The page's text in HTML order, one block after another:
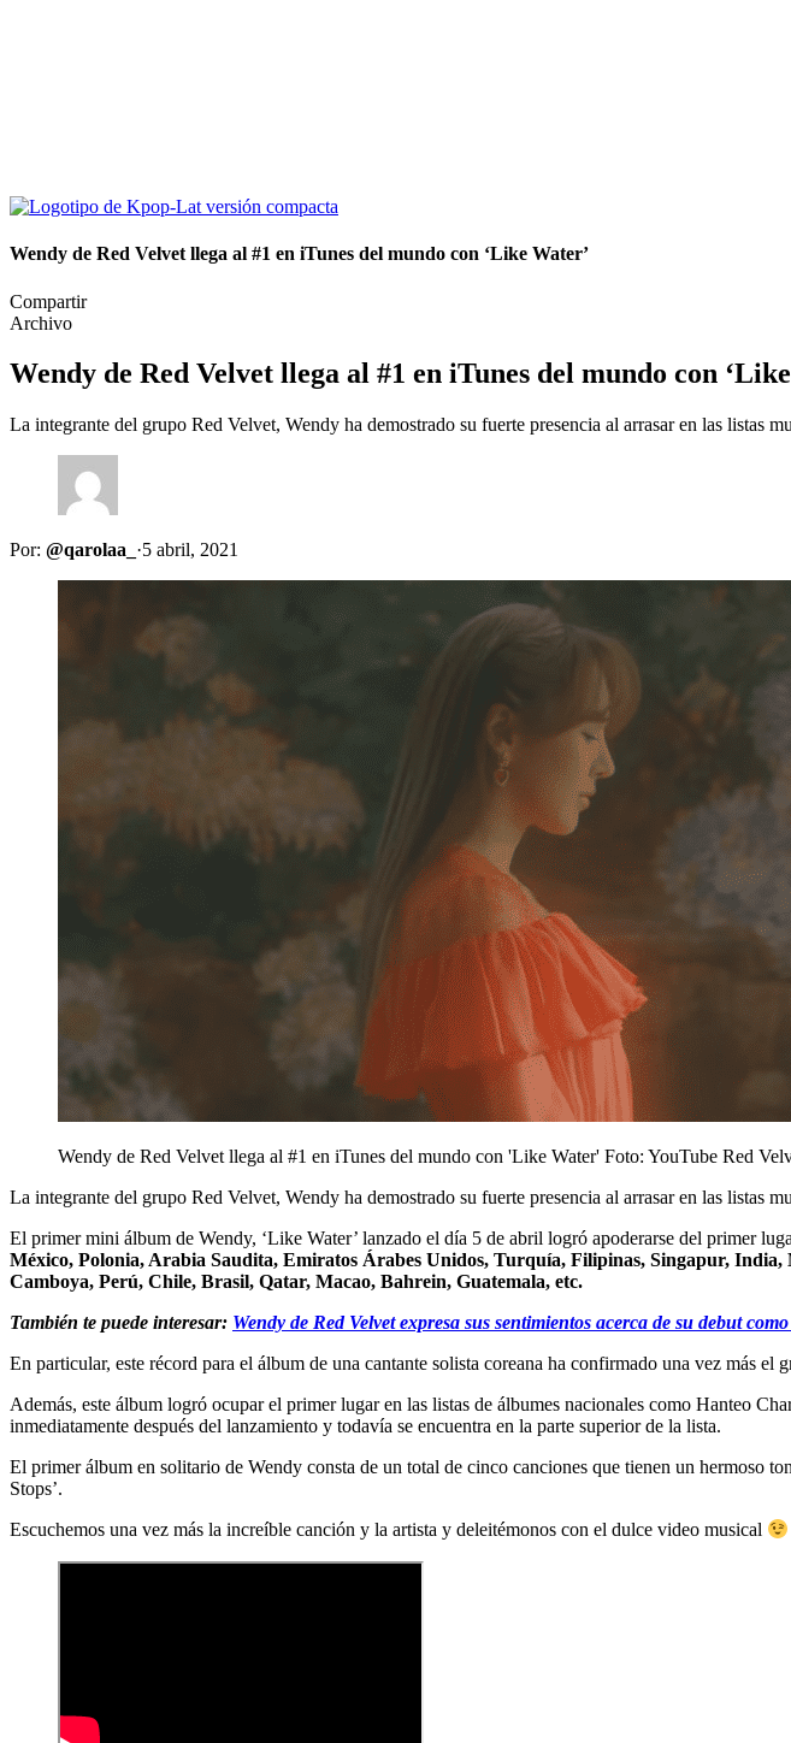
Wendy de Red Velvet llega al #1 en iTunes del mundo con ‘Like Water’
Compartir
Archivo
Wendy de Red Velvet llega al #1 en iTunes del mundo con
La integrante del grupo Red Velvet, Wendy ha demostrado su fuerte presencia al arrasar en las listas
Por: @qarolaa_ ·5 abril, 2021
Wendy de Red Velvet llega al #1 en iTunes del mundo con 'Like Water' Foto: YouTube Red
La integrante del grupo Red Velvet, Wendy ha demostrado su fuerte presencia al arrasar en las listas
El primer mini álbum de Wendy, ‘Like Water’ lanzado el día 5 de abril logró apoderarse del primer
México, Polonia, Arabia Saudita, Emiratos Árabes Unidos, Turquía, Filipinas, Singapur,
Camboya, Perú, Chile, Brasil, Qatar, Macao, Bahrein, Guatemala, etc.
También te puede interesar: Wendy de Red Velvet expresa sus sentimientos acerca de su debut
En particular, este récord para el álbum de una cantante solista coreana ha confirmado una vez más el
Además, este álbum logró ocupar el primer lugar en las listas de álbumes nacionales como Hanteo
inmediatamente después del lanzamiento y todavía se encuentra en la parte superior de la lista.
El primer álbum en solitario de Wendy consta de un total de cinco canciones que tienen un hermoso
Stops’.
Escuchemos una vez más la increíble canción y la artista y deleitémonos con el dulce video musical